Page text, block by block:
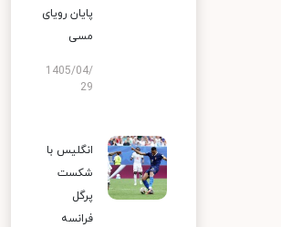
پایان رویای
مسی
1405/04/
29
انگلیس با
شکست
پرگل
فرانسه